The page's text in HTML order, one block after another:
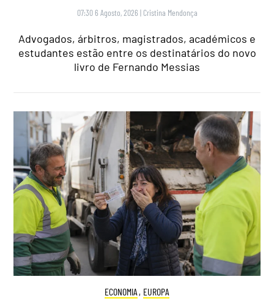
07:30 6 Agosto, 2026 | Cristina Mendonça
Advogados, árbitros, magistrados, académicos e
estudantes estão entre os destinatários do novo
livro de Fernando Messias
ECONOMIA , EUROPA